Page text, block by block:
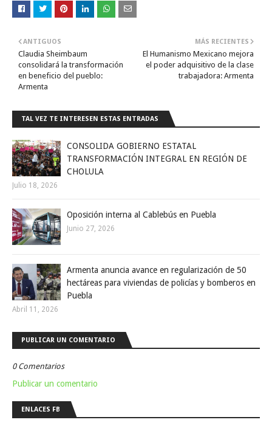
MÁS RECIENTES
El Humanismo Mexicano mejora
el poder adquisitivo de la clase
trabajadora: Armenta
ANTIGUOS
Claudia Sheimbaum
consolidará la transformación
en beneficio del pueblo:
Armenta
TAL VEZ TE INTERESEN ESTAS ENTRADAS
CONSOLIDA GOBIERNO ESTATAL
TRANSFORMACIÓN INTEGRAL EN REGIÓN DE
CHOLULA
Julio 18, 2026
Oposición interna al Cablebús en Puebla
Junio 27, 2026
Armenta anuncia avance en regularización de 50
hectáreas para viviendas de policías y bomberos en
Puebla
Abril 11, 2026
PUBLICAR UN COMENTARIO
0 Comentarios
Publicar un comentario
ENLACES FB